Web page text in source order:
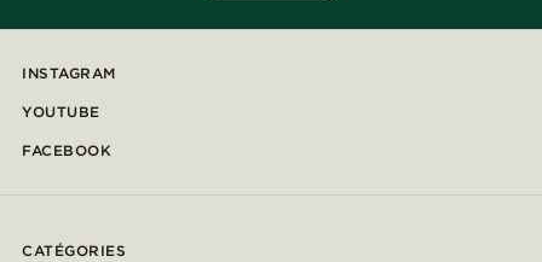
INSTAGRAM
YOUTUBE
FACEBOOK
CATÉGORIES